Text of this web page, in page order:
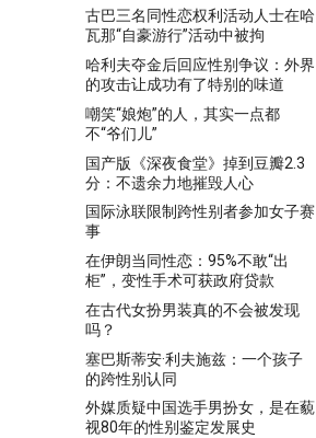
古巴三名同性恋权利活动人士在哈
瓦那“自豪游行”活动中被拘
哈利夫夺金后回应性别争议：外界
的攻击让成功有了特别的味道
嘲笑“娘炮”的人，其实一点都
不“爷们儿”
国产版《深夜食堂》掉到豆瓣2.3
分：不遗余力地摧毁人心
国际泳联限制跨性别者参加女子赛
事
在伊朗当同性恋：95%不敢“出
柜”，变性手术可获政府贷款
在古代女扮男装真的不会被发现
吗？
塞巴斯蒂安·利夫施兹：一个孩子
的跨性别认同
外媒质疑中国选手男扮女，是在藐
视80年的性别鉴定发展史